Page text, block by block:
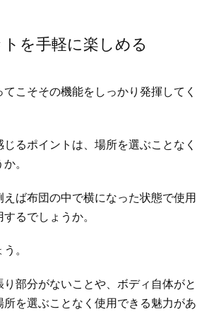
を手軽に楽しめる
こそその機能をしっかり発揮してく
るポイントは、場所を選ぶことなく
。
ば布団の中で横になった状態で使用
るでしょうか。
。
部分がないことや、ボディ自体がと
を選ぶことなく使用できる魅力があ